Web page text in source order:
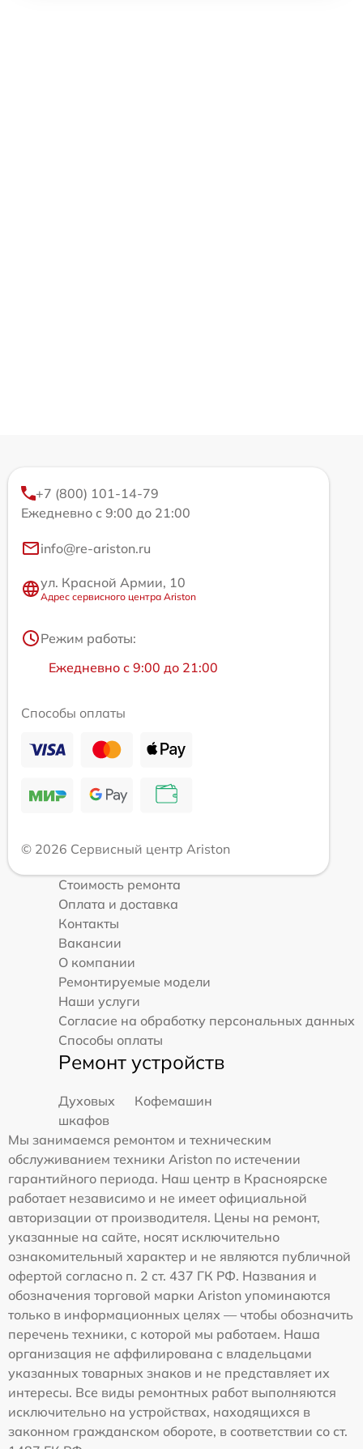
+7 (800) 101-14-79
Ежедневно с 9:00 до 21:00
info@re-ariston.ru
ул. Красной Армии, 10
Адрес сервисного центра Ariston
Режим работы:
Ежедневно с 9:00 до 21:00
Способы оплаты
© 2026 Сервисный центр Ariston
Стоимость ремонта
Оплата и доставка
Контакты
Вакансии
О компании
Ремонтируемые модели
Наши услуги
Согласие на обработку персональных данных
Способы оплаты
Ремонт устройств
Духовых
шкафов
Кофемашин
Мы занимаемся ремонтом и техническим
обслуживанием техники Ariston по истечении
гарантийного периода. Наш центр в Красноярске
работает независимо и не имеет официальной
авторизации от производителя. Цены на ремонт,
указанные на сайте, носят исключительно
ознакомительный характер и не являются публичной
офертой согласно п. 2 ст. 437 ГК РФ. Названия и
обозначения торговой марки Ariston упоминаются
только в информационных целях — чтобы обозначить
перечень техники, с которой мы работаем. Наша
организация не аффилирована с владельцами
указанных товарных знаков и не представляет их
интересы. Все виды ремонтных работ выполняются
исключительно на устройствах, находящихся в
законном гражданском обороте, в соответствии со ст.